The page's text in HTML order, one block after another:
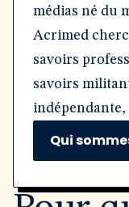
médias né du
Acrimed
savoirs
savoirs
Qui